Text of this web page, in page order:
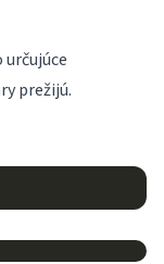
určujúce
prežijú.